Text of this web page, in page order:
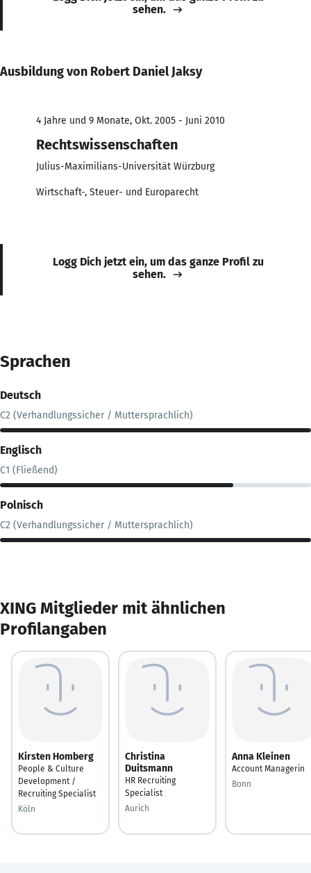
sehen.
Ausbildung von Robert Daniel Jaksy
4 Jahre und 9 Monate, Okt. 2005 - Juni 2010
Rechtswissenschaften
Julius-Maximilians-Universität Würzburg
Wirtschaft-, Steuer- und Europarecht
Logg Dich jetzt ein, um das ganze Profil zu
sehen.
Sprachen
Deutsch
C2 (Verhandlungssicher / Muttersprachlich)
Englisch
C1 (Fließend)
Polnisch
C2 (Verhandlungssicher / Muttersprachlich)
XING Mitglieder mit ähnlichen
Profilangaben
Kirsten Homberg
People & Culture
Development /
Recruiting Specialist
Köln
Christina
Duitsmann
HR Recruiting
Specialist
Aurich
Anna Kleinen
Account Managerin
Bonn